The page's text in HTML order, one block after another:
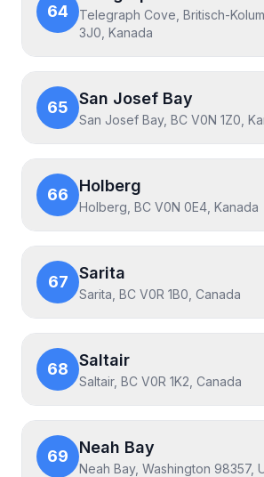
64
Telegraph Cove, Britisch-
3J0, Kanada
65 San Josef Bay
San Josef Bay, BC V0N 1Z0,
66 Holberg
Holberg, BC V0N 0E4, Kanada
67 Sarita
Sarita, BC V0R 1B0, Canada
68 Saltair
Saltair, BC V0R 1K2, Canada
69 Neah Bay
Neah Bay, Washington 98357,